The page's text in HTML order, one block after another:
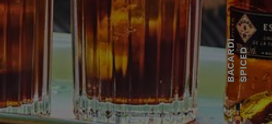
B
A
C
A
R
D
I
S
P
I
C
ED